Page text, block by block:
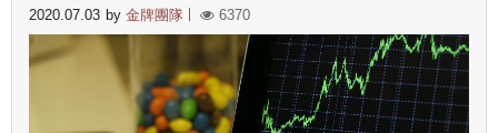
2020.07.03 by 金牌團隊 6370